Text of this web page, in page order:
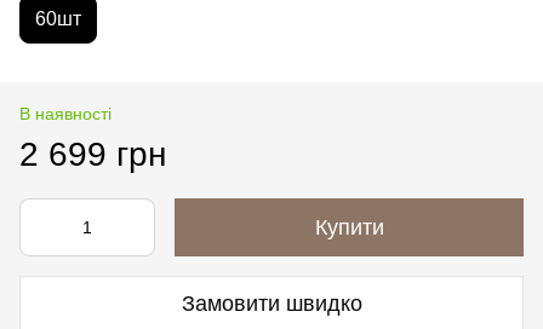
60шт
В наявності
2 699 грн
Купити
Замовити швидко